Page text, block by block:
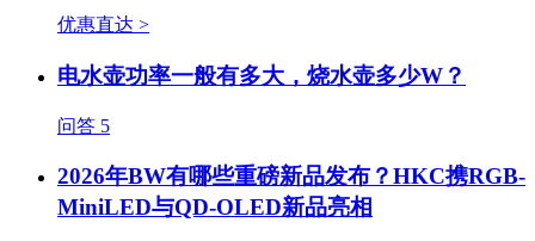
优惠直达 >
电水壶功率一般有多大，烧水壶多少W？
问答 5
2026年BW有哪些重磅新品发布？HKC携RGB-
MiniLED与QD-OLED新品亮相